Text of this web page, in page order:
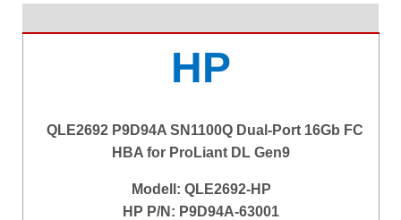
HP
QLE2692 P9D94A SN1100Q Dual-Port 16Gb FC
HBA for ProLiant DL Gen9
Modell: QLE2692-HP
HP P/N: P9D94A-63001